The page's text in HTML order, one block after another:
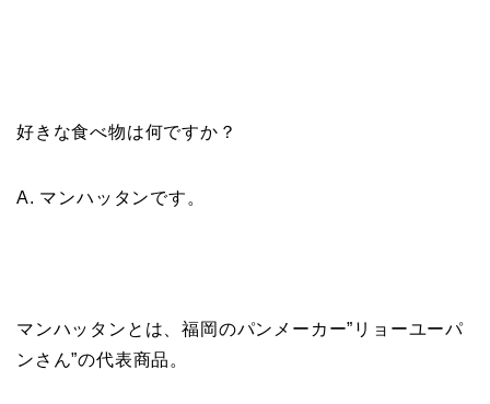
好きな食べ物は何ですか？
A. マンハッタンです。
マンハッタンとは、福岡のパンメーカー”リョーユーパ
ンさん”の代表商品。